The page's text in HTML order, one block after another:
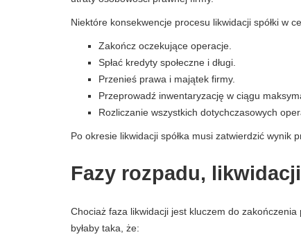
Niektóre konsekwencje procesu likwidacji spółki w
Zakończ oczekujące operacje.
Spłać kredyty społeczne i długi.
Przenieś prawa i majątek firmy.
Przeprowadź inwentaryzację w ciągu
Rozliczanie wszystkich dotychczasowych
Po okresie likwidacji spółka musi zatwierdzić wynik
Fazy ​​rozpadu,
Chociaż faza likwidacji jest kluczem do
byłaby taka, że: